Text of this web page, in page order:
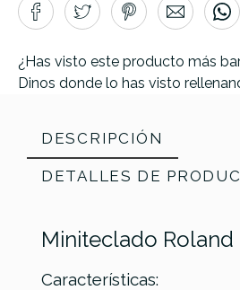
¿Has visto este producto más
Dinos donde lo has visto
DESCRIPCIÓN
DETALLES DE
Miniteclado Roland
Características: